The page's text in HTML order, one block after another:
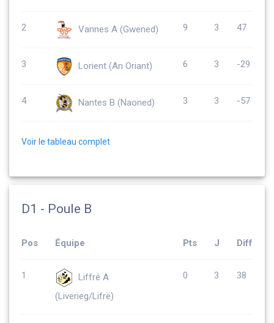
2 Vannes A (Gwened) 9 3 47
3 Lorient (An Oriant) 6 3 -29
4 Nantes B (Naoned) 3 3 -57
Voir le tableau complet
D1 - Poule B
Pos Équipe Pts J Diff
1
Liffré A
(Liverieg/Lifrë)
0 3 38